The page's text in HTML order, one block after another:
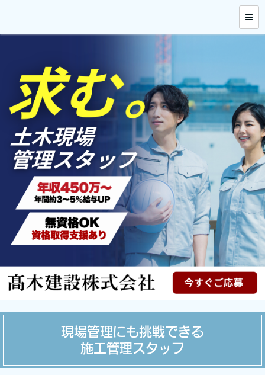
現場管理にも挑戦できる
施工管理スタッフ